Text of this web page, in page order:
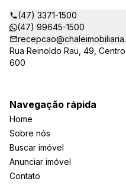
(47) 3371-1500
(47) 99645-1500
Rua Reinoldo Rau, 49,
600
Navegação rápida
Home
Sobre nós
Buscar imóvel
Anunciar imóvel
Contato